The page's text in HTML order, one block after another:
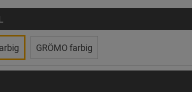
GRÖMO farbig